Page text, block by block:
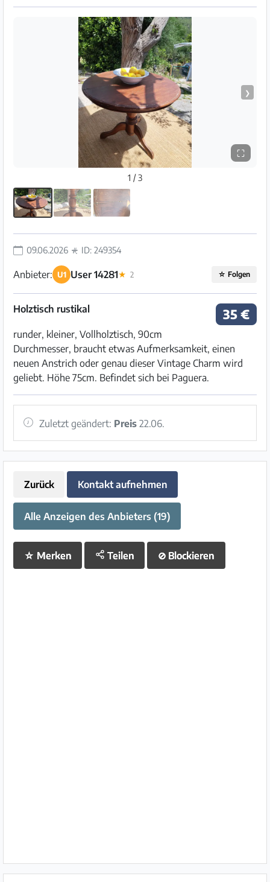
❯
⛶
1 / 3
09.06.2026 ID: 249354
Anbieter: U1 User 14281★ 2 ☆ Folgen
35 €
Holztisch rustikal
runder, kleiner, Vollholztisch, 90cm
Durchmesser, braucht etwas Aufmerksamkeit, einen
neuen Anstrich oder genau dieser Vintage Charm wird
geliebt. Höhe 75cm. Befindet sich bei Paguera.
Zuletzt geändert: Preis 22.06.
Zurück Kontakt aufnehmen
Alle Anzeigen des Anbieters (19)
☆ Merken Teilen ⊘ Blockieren